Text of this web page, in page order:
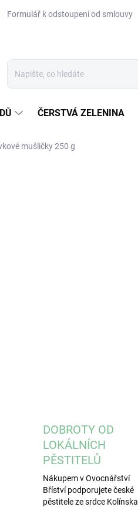
Formulář k odstoupení od smlouvy
ČERSTVÁ ZELENINA
mušličky 250 g
DOBROTY OD
LOKÁLNÍCH
PĚSTITELŮ
Nákupem v Ovocnářství
Bříství podporujete české
pěstitele ze srdce Kolínska